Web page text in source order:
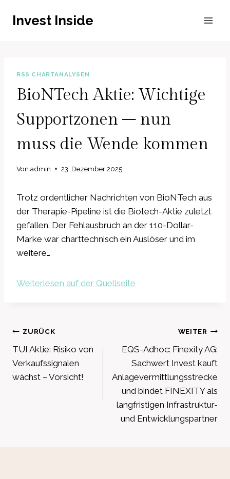
InhaltInvest Inside
RSS CHARTANALYSEN
BioNTech Aktie: Wichtige
Supportzonen – nun
muss die Wende kommen
Von admin 23. Dezember 2025
Trotz ordentlicher Nachrichten von BioNTech aus
der Therapie-Pipeline ist die Biotech-Aktie zuletzt
gefallen. Der Fehlausbruch an der 110-Dollar-
Marke war charttechnisch ein Auslöser und im
weitere…
Weiterlesen auf der Quellseite
Beitragsnavigation
ZURÜCK
TUI Aktie: Risiko von
Verkaufssignalen
wächst – Vorsicht!
WEITER
EQS-Adhoc: Finexity AG:
Sachwert Invest kauft
Anlagevermittlungsstrecke
und bindet FINEXITY als
langfristigen Infrastruktur-
und Entwicklungspartner